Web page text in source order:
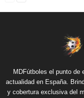
MDFútboles el punto de
actualidad en España.
y cobertura exclusiva del